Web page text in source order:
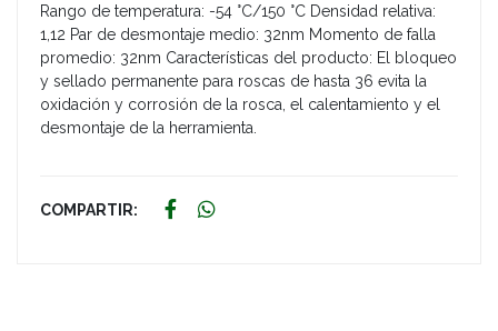
Rango de temperatura: -54 °C/150 °C Densidad relativa:
1,12 Par de desmontaje medio: 32nm Momento de falla
promedio: 32nm Características del producto: El bloqueo
y sellado permanente para roscas de hasta 36 evita la
oxidación y corrosión de la rosca, el calentamiento y el
desmontaje de la herramienta.
COMPARTIR: